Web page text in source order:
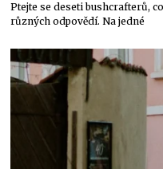
Ptejte se deseti bushcrafterů,
různých odpovědí. Na jedné